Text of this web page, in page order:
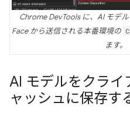
Chrome DevTools に、AI モデ
Face から送信される本番環境の
ます。
AI モデルをクライ
ャッシュに保存す